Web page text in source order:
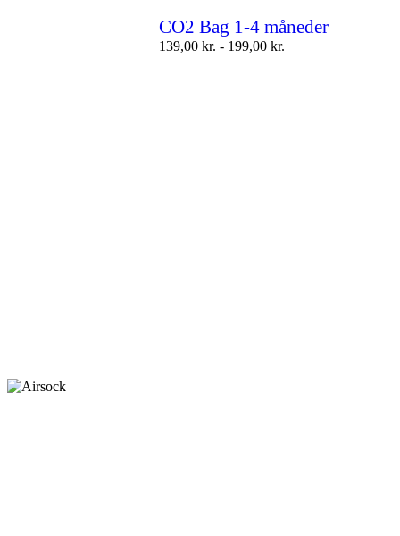
CO2 Bag 1-4 måneder
139,00 kr. - 199,00 kr.